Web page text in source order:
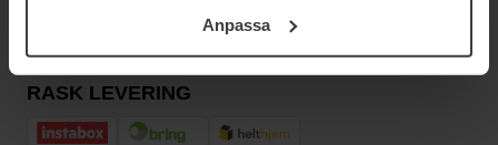
samt vår Integritetspolicy.Anpassa
RASK LEVERING